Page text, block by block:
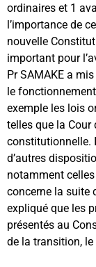
ordinaires et 1
l’importance de
nouvelle
important pour
Pr SAMAKE a
le
exemple les lois
telles que la Cour
constitutionnelle.
d’autres
notamment
concerne la suite
expliqué que les
présentés au
de la transition,